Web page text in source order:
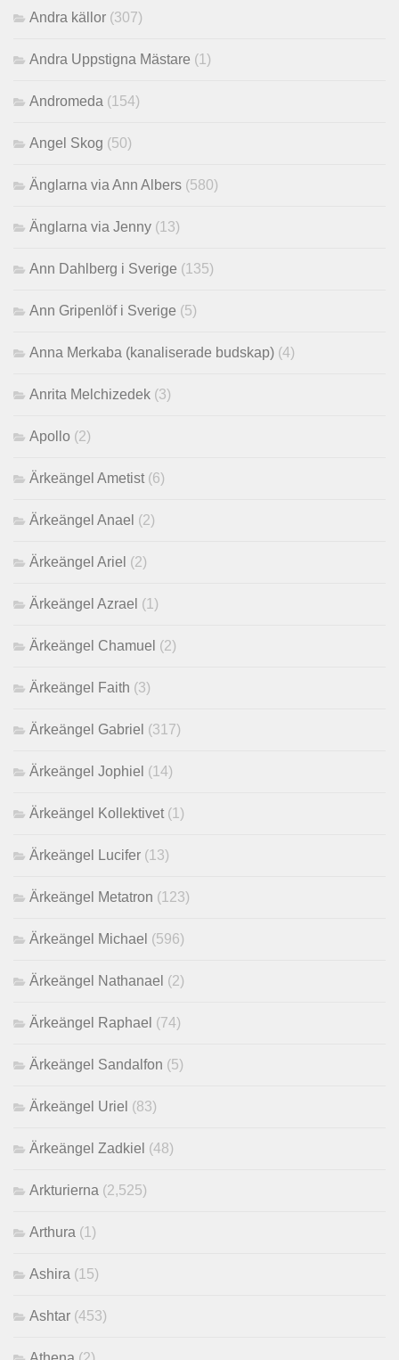
Andra källor (307)
Andra Uppstigna Mästare (1)
Andromeda (154)
Angel Skog (50)
Änglarna via Ann Albers (580)
Änglarna via Jenny (13)
Ann Dahlberg i Sverige (135)
Ann Gripenlöf i Sverige (5)
Anna Merkaba (kanaliserade budskap) (4)
Anrita Melchizedek (3)
Apollo (2)
Ärkeängel Ametist (6)
Ärkeängel Anael (2)
Ärkeängel Ariel (2)
Ärkeängel Azrael (1)
Ärkeängel Chamuel (2)
Ärkeängel Faith (3)
Ärkeängel Gabriel (317)
Ärkeängel Jophiel (14)
Ärkeängel Kollektivet (1)
Ärkeängel Lucifer (13)
Ärkeängel Metatron (123)
Ärkeängel Michael (596)
Ärkeängel Nathanael (2)
Ärkeängel Raphael (74)
Ärkeängel Sandalfon (5)
Ärkeängel Uriel (83)
Ärkeängel Zadkiel (48)
Arkturierna (2,525)
Arthura (1)
Ashira (15)
Ashtar (453)